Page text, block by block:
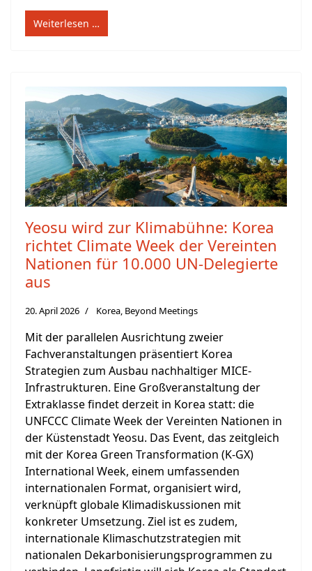
Weiterlesen …
Yeosu wird zur Klimabühne: Korea
richtet Climate Week der Vereinten
Nationen für 10.000 UN-Delegierte
aus
20. April 2026 Korea, Beyond Meetings
Mit der parallelen Ausrichtung zweier
Fachveranstaltungen präsentiert Korea
Strategien zum Ausbau nachhaltiger MICE-
Infrastrukturen. Eine Großveranstaltung der
Extraklasse findet derzeit in Korea statt: die
UNFCCC Climate Week der Vereinten Nationen in
der Küstenstadt Yeosu. Das Event, das zeitgleich
mit der Korea Green Transformation (K-GX)
International Week, einem umfassenden
internationalen Format, organisiert wird,
verknüpft globale Klimadiskussionen mit
konkreter Umsetzung. Ziel ist es zudem,
internationale Klimaschutzstrategien mit
nationalen Dekarbonisierungsprogrammen zu